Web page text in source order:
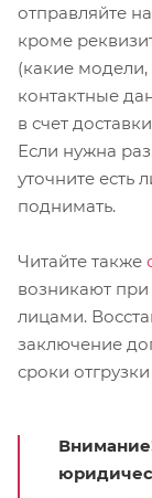
отправляйте на
кроме
(какие
контактные
в счет
Если нужна
уточните есть
поднимать.
Читайте также
возникают
лицами.
заключение
сроки отгрузки